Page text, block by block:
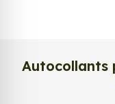
incomparable.
éclat, sans
Autocollants